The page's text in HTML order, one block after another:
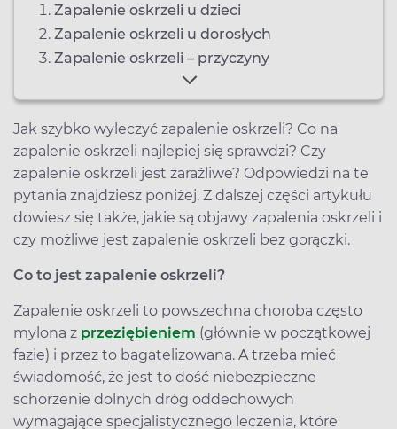
Zapalenie oskrzeli u dzieci
Zapalenie oskrzeli u dorosłych
Zapalenie oskrzeli – przyczyny
Jak szybko wyleczyć zapalenie oskrzeli? Co na
zapalenie oskrzeli najlepiej się sprawdzi? Czy
zapalenie oskrzeli jest zaraźliwe? Odpowiedzi na te
pytania znajdziesz poniżej. Z dalszej części artykułu
dowiesz się także, jakie są objawy zapalenia oskrzeli i
czy możliwe jest zapalenie oskrzeli bez gorączki.
Co to jest zapalenie oskrzeli?
Zapalenie oskrzeli to powszechna choroba często
mylona z przeziębieniem (głównie w początkowej
fazie) i przez to bagatelizowana. A trzeba mieć
świadomość, że jest to dość niebezpieczne
schorzenie dolnych dróg oddechowych
wymagające specjalistycznego leczenia, które